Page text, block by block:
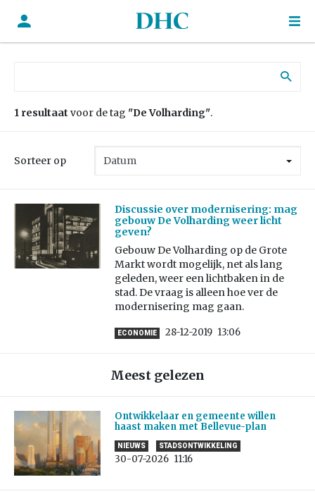
1 resultaat voor de tag "De Volharding".
Sorteer op
Discussie over modernisering: mag
gebouw De Volharding weer licht
geven?
Gebouw De Volharding op de Grote
Markt wordt mogelijk, net als lang
geleden, weer een lichtbaken in de
stad. De vraag is alleen hoe ver de
modernisering mag gaan.
ECONOMIE 28-12-2019 13:06
Meest gelezen
Ontwikkelaar en gemeente willen
haast maken met Bellevue-plan
NIEUWS STADSONTWIKKELING
30-07-2026 11:16